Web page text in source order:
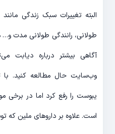
البته تغییرات سبک زندگی
طولانی، رانندگی طولانی مدت
آگاهی بیشتر درباره دیابت
وب‌سایت حال مطالعه کنید. با
یبوست را رفع کرد اما در برخی
است. علاوه بر داروهای ملین